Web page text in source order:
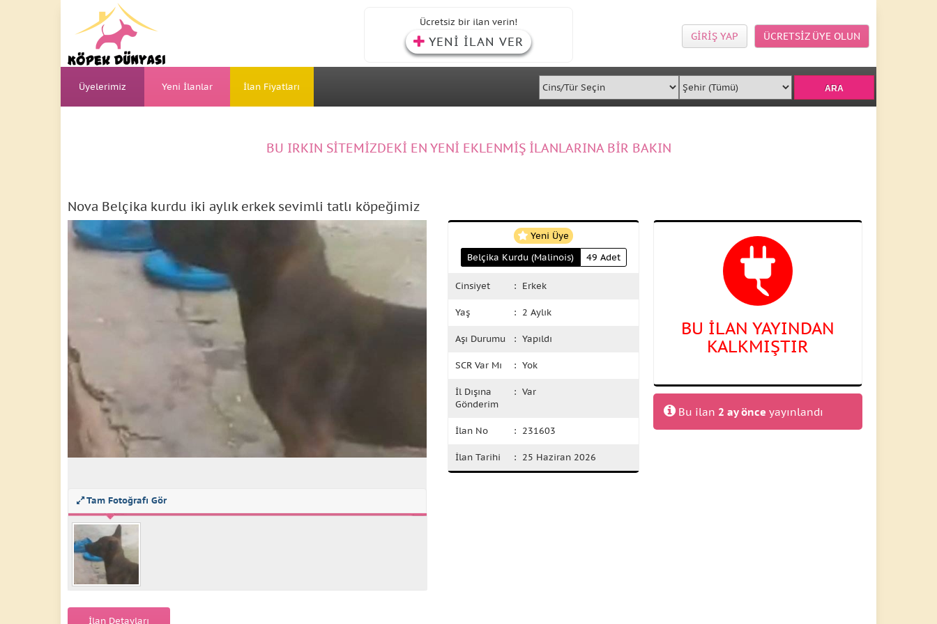
Ücretsiz bir ilan verin!
YENİ İLAN VER ÜCRETSİZ ÜYE OLUN
GİRİŞ YAP
Üyelerimiz Yeni İlanlar İlan Fiyatları
BU IRKIN SİTEMİZDEKİ EN YENİ EKLENMİŞ İLANLARINA BİR BAKIN
Nova Belçika kurdu iki aylık erkek sevimli tatlı köpeğimiz
Tam Fotoğrafı Gör
Yeni Üye
Belçika Kurdu (Malinois)
49 Adet
Cinsiyet : Erkek
Yaş : 2 Aylık
Aşı Durumu : Yapıldı
SCR Var Mı : Yok
İl Dışına
Gönderim
: Var
İlan No : 231603
İlan Tarihi : 25 Haziran 2026
BU İLAN YAYINDAN
KALKMIŞTIR
Bu ilan 2 ay önce yayınlandı
İlan Detayları